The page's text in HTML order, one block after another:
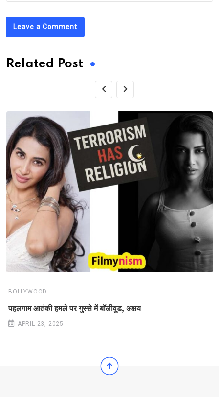
Leave a Comment
Related Post
BOLLYWOOD
पहलगाम आतंकी हमले पर गुस्से में बॉलीवुड, अक्षय
APRIL 23, 2025